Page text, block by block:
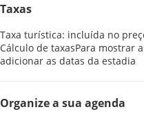
Taxas
Taxa turística: incluída no
Cálculo de taxasPara mostrar
adicionar as datas da estadia
Organize a sua agenda